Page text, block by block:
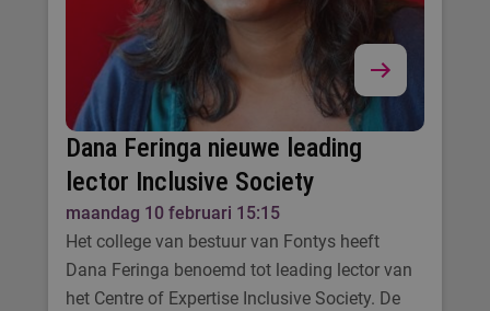
Dana Feringa nieuwe leading
lector Inclusive Society
maandag 10 februari 15:15
Het college van bestuur van Fontys heeft
Dana Feringa benoemd tot leading lector van
het Centre of Expertise Inclusive Society. De